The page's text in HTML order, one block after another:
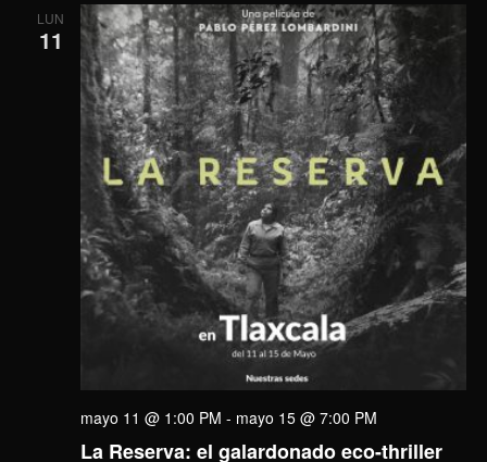
LUN
11
La Reserva: el galardonado eco-thriller
mayo 11 @ 1:00 PM - mayo 15 @ 7:00 PM